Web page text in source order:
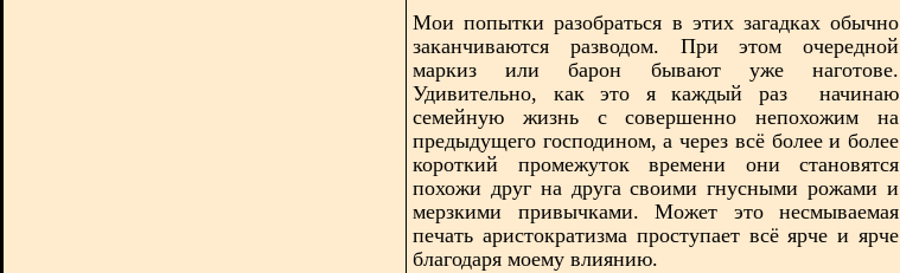
Мои попытки разобраться в этих загадках обычно
заканчиваются разводом. При этом очередной
маркиз или барон бывают уже наготове.
Удивительно, как это я каждый раз начинаю
семейную жизнь с совершенно непохожим на
предыдущего господином, а через всё более и более
короткий промежуток времени они становятся
похожи друг на друга своими гнусными рожами и
мерзкими привычками. Может это несмываемая
печать аристократизма проступает всё ярче и ярче
благодаря моему влиянию.